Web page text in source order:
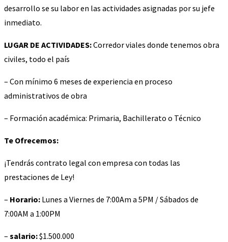
desarrollo se su labor en las actividades asignadas por su jefe
inmediato.
LUGAR DE ACTIVIDADES:Corredor viales donde tenemos obra
civiles, todo el país
– Con mínimo 6 meses de experiencia en proceso
administrativos de obra
– Formación académica: Primaria, Bachillerato o Técnico
Te Ofrecemos:
¡Tendrás contrato legal con empresa con todas las
prestaciones de Ley!
– Horario: Lunes a Viernes de 7:00Am a 5PM / Sábados de
7:00AM a 1:00PM
– salario:$1.500.000